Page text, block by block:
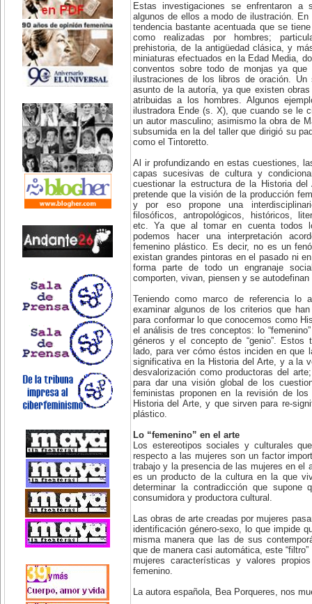
Estas investigaciones se enfrentaron a
algunos de ellos a modo de ilustración.
tendencia bastante acentuada que se
como realizadas por hombres;
prehistoria, de la antigüedad clásica, y
miniaturas efectuados en la Edad Media,
conventos sobre todo de monjas ya
ilustraciones de los libros de oración.
asunto de la autoría, ya que existen
atribuidas a los hombres. Algunos
ilustradora Ende (s. X), que cuando se le
un autor masculino; asimismo la obra de
subsumida en la del taller que dirigió su
como el Tintoretto.
Al ir profundizando en estas cuestiones,
capas sucesivas de cultura y
cuestionar la estructura de la Historia
pretende que la visión de la producción
y por eso propone una
filosóficos, antropológicos, históricos,
etc. Ya que al tomar en cuenta todos
podemos hacer una interpretación
femenino plástico. Es decir, no es un
existan grandes pintoras en el pasado ni
forma parte de todo un engranaje
comporten, vivan, piensen y se
Teniendo como marco de referencia lo
examinar algunos de los criterios que
para conformar lo que conocemos como
el análisis de tres conceptos: lo
géneros y el concepto de “genio”.
lado, para ver cómo éstos inciden en que
significativa en la Historia del Arte, y a la
desvalorización como productoras del
para dar una visión global de los
feministas proponen en la revisión de
Historia del Arte, y que sirven para re-
plástico.
Lo “femenino” en el arte
Los estereotipos sociales y culturales
respecto a las mujeres son un factor
trabajo y la presencia de las mujeres en el
es un producto de la cultura en la que
determinar la contradicción que supone
consumidora y productora cultural.
Las obras de arte creadas por mujeres
identificación género-sexo, lo que impide
misma manera que las de sus
que de manera casi automática, este
mujeres características y valores
femenino.
La autora española, Bea Porqueres, nos